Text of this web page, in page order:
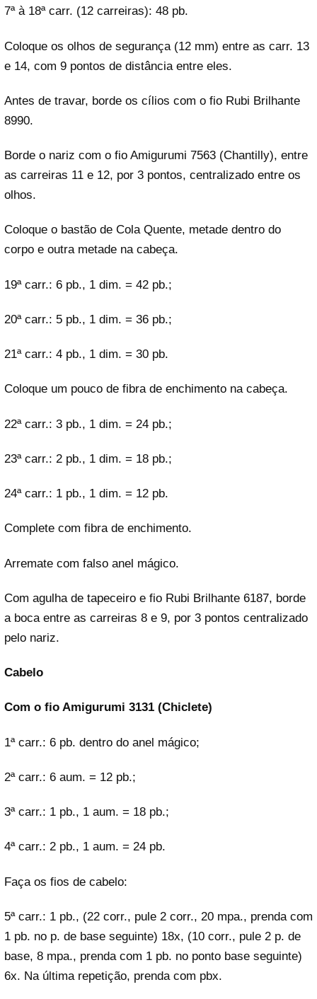
7ª à 18ª carr. (12 carreiras): 48 pb.
Coloque os olhos de segurança (12 mm) entre as carr. 13
e 14, com 9 pontos de distância entre eles.
Antes de travar, borde os cílios com o fio Rubi Brilhante
8990.
Borde o nariz com o fio Amigurumi 7563 (Chantilly), entre
as carreiras 11 e 12, por 3 pontos, centralizado entre os
olhos.
Coloque o bastão de Cola Quente, metade dentro do
corpo e outra metade na cabeça.
19ª carr.: 6 pb., 1 dim. = 42 pb.;
20ª carr.: 5 pb., 1 dim. = 36 pb.;
21ª carr.: 4 pb., 1 dim. = 30 pb.
Coloque um pouco de fibra de enchimento na cabeça.
22ª carr.: 3 pb., 1 dim. = 24 pb.;
23ª carr.: 2 pb., 1 dim. = 18 pb.;
24ª carr.: 1 pb., 1 dim. = 12 pb.
Complete com fibra de enchimento.
Arremate com falso anel mágico.
Com agulha de tapeceiro e fio Rubi Brilhante 6187, borde
a boca entre as carreiras 8 e 9, por 3 pontos centralizado
pelo nariz.
Cabelo
Com o fio Amigurumi 3131 (Chiclete)
1ª carr.: 6 pb. dentro do anel mágico;
2ª carr.: 6 aum. = 12 pb.;
3ª carr.: 1 pb., 1 aum. = 18 pb.;
4ª carr.: 2 pb., 1 aum. = 24 pb.
Faça os fios de cabelo:
5ª carr.: 1 pb., (22 corr., pule 2 corr., 20 mpa., prenda com
1 pb. no p. de base seguinte) 18x, (10 corr., pule 2 p. de
base, 8 mpa., prenda com 1 pb. no ponto base seguinte)
6x. Na última repetição, prenda com pbx.